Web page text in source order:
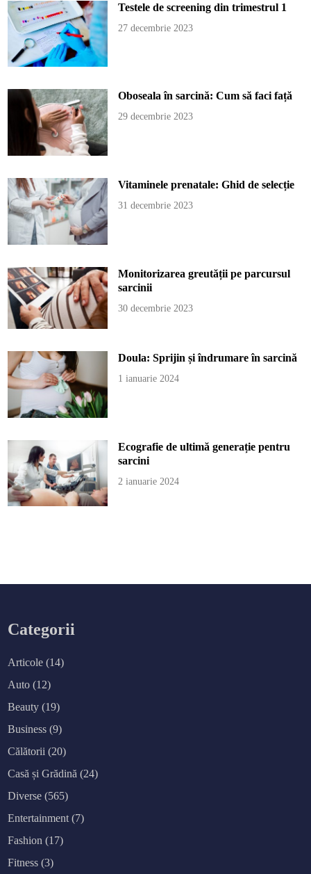
Testele de screening din trimestrul 1
27 decembrie 2023
Oboseala în sarcină: Cum să faci față
29 decembrie 2023
Vitaminele prenatale: Ghid de selecție
31 decembrie 2023
Monitorizarea greutății pe parcursul
sarcinii
30 decembrie 2023
Doula: Sprijin și îndrumare în sarcină
1 ianuarie 2024
Ecografie de ultimă generație pentru
sarcini
2 ianuarie 2024
Categorii
Articole (14)
Auto (12)
Beauty (19)
Business (9)
Călătorii (20)
Casă și Grădină (24)
Diverse (565)
Entertainment (7)
Fashion (17)
Fitness (3)